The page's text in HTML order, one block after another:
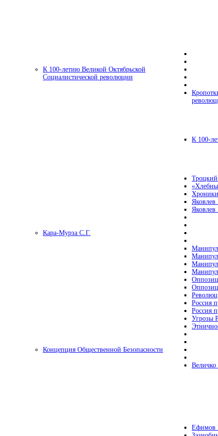
К 100-летию Великой Октябрьской
Социалистической революции
К 100-
Кара-Мурза С.Г.
Россия
Россия
Угрозы
Концепция Общественной Безопасности
Ефимов